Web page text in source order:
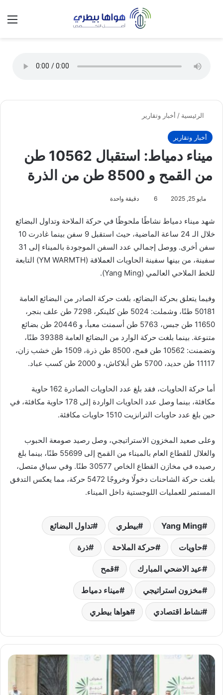
الوضع
الرئيسية / أخبار وتقارير
أخبار وتقارير
ميناء دمياط: استقبال 10562 طن
من القمح و 8500 طن من الذرة
مايو 25, 2025 6 دقيقة واحدة
شهد ميناء دمياط نشاطًا ملحوظًا في حركة الملاحة وتداول البضائع
خلال الـ 24 ساعة الماضية، حيث استقبل 9 سفن بينما غادرت 10
سفن أخرى. ووصل إجمالي عدد السفن الموجودة بالميناء إلى 31
سفينة، من بينها سفينة الحاويات العملاقة (YM WARMTH) التابعة
للخط الملاحي العالمي (Yang Ming).
وفيما يتعلق بحركة البضائع، بلغت حركة الصادر من البضائع العامة
50181 طنًا، وشملت: 5024 طن كلينكر، 7298 طن علف بنجر،
11650 طن جبس، 5763 طن أسمنت معبأ، و 20446 طن بضائع
متنوعة. بينما بلغت حركة الوارد من البضائع العامة 39388 طنًا،
وتضمنت: 10562 طن قمح، 8500 طن ذرة، 1509 طن خشب زان،
11117 طن حديد، 5700 طن أبلاكاش، و 2000 طن كسب عباد.
أما حركة الحاويات، فقد بلغ عدد الحاويات الصادرة 162 حاوية
مكافئة، بينما وصل عدد الحاويات الواردة إلى 178 حاوية مكافئة، في
حين بلغ عدد حاويات الترانزيت 1510 حاويات مكافئة.
وعلى صعيد المخزون الاستراتيجي، وصل رصيد صومعة الحبوب
والغلال للقطاع العام بالميناء من القمح إلى 55699 طنًا، بينما بلغ
رصيده في مخازن القطاع الخاص 30577 طنًا. وفي سياق متصل،
بلغت حركة الشاحنات دخولًا وخروجًا 5472 حركة، مما يعكس التدفق
المستمر للعمليات اللوجستية داخل الميناء.
Yang Ming بيطري تداول البضائع
حاويات حركة الملاحة ذرة
عيد الاضحي المبارك قمح
مخزون استراتيجي ميناء دمياط
نشاط اقتصادي هواها بيطري
ليكون
مزارا
تاريخيا
وتعليميا